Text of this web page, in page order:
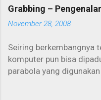
Grabbing –
November 28, 2008
Seiring berkembangnya
komputer pun bisa
parabola yang
seringkali digunakan